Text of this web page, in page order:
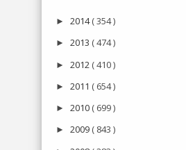
► 2014( 354 )
► 2013 ( 474 )
► 2012 ( 410 )
► 2011 ( 654 )
► 2010 ( 699 )
► 2009 ( 843 )